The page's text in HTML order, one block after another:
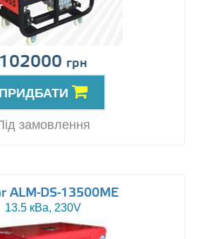
102000 грн
ПРИДБАТИ
замовлення
ALM-DS-13500ME
13.5 кВа, 230V